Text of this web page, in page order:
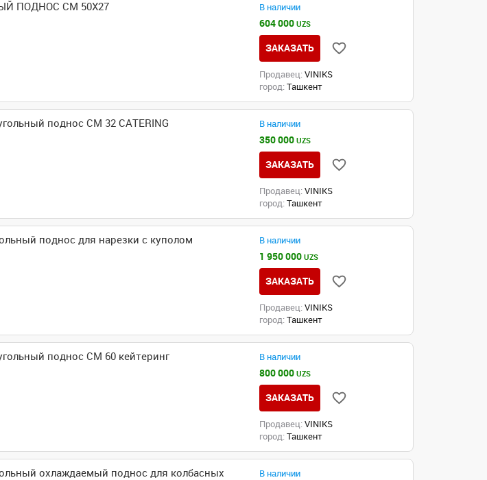
ПОДНОС CM 50X27 В наличии
604 000UZS
ЗАКАЗАТЬ
Продавец: VINIKS
город: Ташкент
поднос CM 32 CATERING В наличии
350 000UZS
ЗАКАЗАТЬ
Продавец: VINIKS
город: Ташкент
поднос для нарезки с куполом В наличии
1 950 000UZS
ЗАКАЗАТЬ
Продавец: VINIKS
город: Ташкент
поднос CM 60 кейтеринг В наличии
800 000UZS
ЗАКАЗАТЬ
Продавец: VINIKS
город: Ташкент
охлаждаемый поднос для колбасных
В наличии